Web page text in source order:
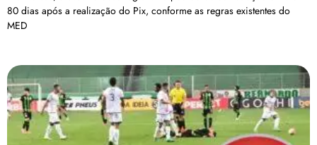
80 dias após a realização do Pix, conforme as regras existentes do
MED